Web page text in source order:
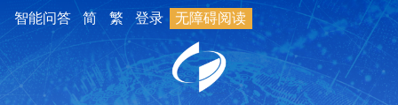
智能问答 简 繁 登录 无障碍阅读